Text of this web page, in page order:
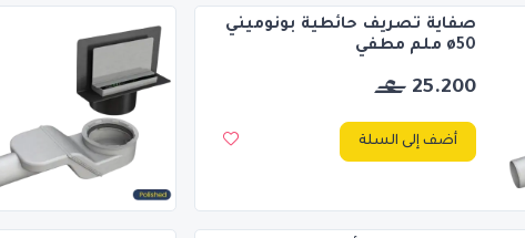
صفاية تصريف حائطية بونوميني
ø50 ملم مطفي
25.200
أضف إلى السلة